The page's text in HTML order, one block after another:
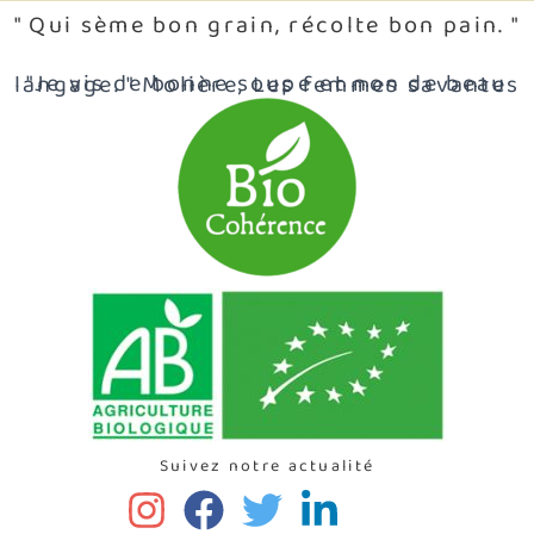
" Qui sème bon grain, récolte bon pain. "
"Je vis de bonne soupe et non de beau langage. " Molière, Les femmes savantes
Suivez notre actualité